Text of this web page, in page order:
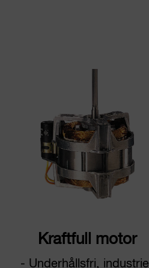
Kraftfull motor
- Underhållsfri, industriell